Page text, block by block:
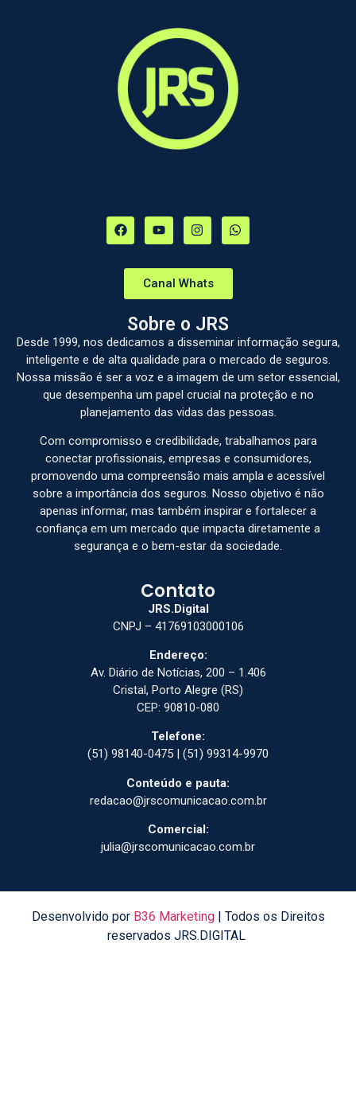
Canal Whats
Sobre o JRS
Desde 1999, nos dedicamos a disseminar informação segura,
inteligente e de alta qualidade para o mercado de seguros.
Nossa missão é ser a voz e a imagem de um setor essencial,
que desempenha um papel crucial na proteção e no
planejamento das vidas das pessoas.
Com compromisso e credibilidade, trabalhamos para
conectar profissionais, empresas e consumidores,
promovendo uma compreensão mais ampla e acessível
sobre a importância dos seguros. Nosso objetivo é não
apenas informar, mas também inspirar e fortalecer a
confiança em um mercado que impacta diretamente a
segurança e o bem-estar da sociedade.
Contato
JRS.Digital
CNPJ – 41769103000106
Endereço:
Av. Diário de Notícias, 200 – 1.406
Cristal, Porto Alegre (RS)
CEP: 90810-080
Telefone:
(51) 98140-0475 | (51) 99314-9970
Conteúdo e pauta:
redacao@jrscomunicacao.com.br
Comercial:
julia@jrscomunicacao.com.br
Desenvolvido por B36 Marketing| Todos os Direitos
reservados JRS.DIGITAL